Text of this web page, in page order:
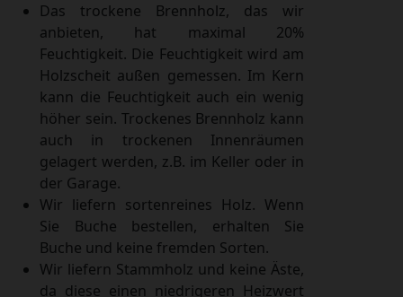
Das trockene Brennholz, das wir
anbieten, hat maximal 20%
Feuchtigkeit. Die Feuchtigkeit wird am
Holzscheit außen gemessen. Im Kern
kann die Feuchtigkeit auch ein wenig
höher sein. Trockenes Brennholz kann
auch in trockenen Innenräumen
gelagert werden, z.B. im Keller oder in
der Garage.
Wir liefern sortenreines Holz. Wenn
Sie Buche bestellen, erhalten Sie
Buche und keine fremden Sorten.
Wir liefern Stammholz und keine Äste,
da diese einen niedrigeren Heizwert